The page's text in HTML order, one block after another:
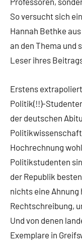
So versucht sich
Hannah Bethke
an den Thema und
Leser ihres
Erstens
Politik(!!)-
der deutschen
Hochrechnung
Politikstudenten
der Republik
nichts eine Ahnung
Rechtschreibung,
Und von denen
Exemplare in